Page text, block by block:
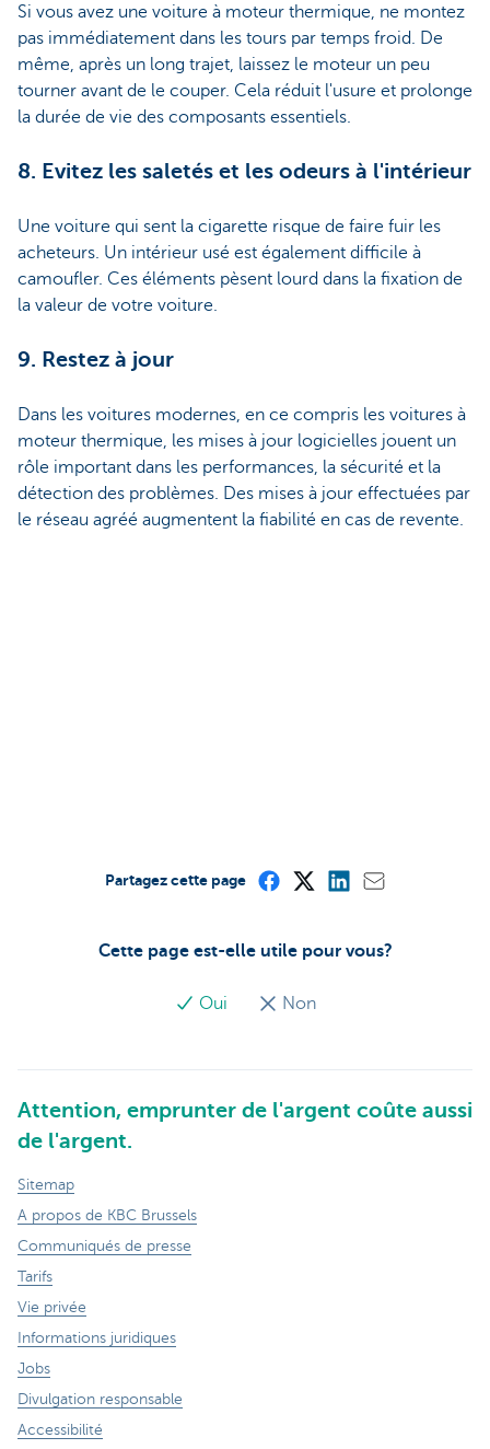
Si vous avez une voiture à moteur thermique, ne montez
pas immédiatement dans les tours par temps froid. De
même, après un long trajet, laissez le moteur un peu
tourner avant de le couper. Cela réduit l'usure et prolonge
la durée de vie des composants essentiels.
8. Evitez les saletés et les odeurs à l'intérieur
Une voiture qui sent la cigarette risque de faire fuir les
acheteurs. Un intérieur usé est également difficile à
camoufler. Ces éléments pèsent lourd dans la fixation de
la valeur de votre voiture.
9. Restez à jour
Dans les voitures modernes, en ce compris les voitures à
moteur thermique, les mises à jour logicielles jouent un
rôle important dans les performances, la sécurité et la
détection des problèmes. Des mises à jour effectuées par
le réseau agréé augmentent la fiabilité en cas de revente.
Cette page est-elle utile pour vous?
Oui Non
Partagez cette page
Attention, emprunter de l'argent coûte aussi
de l'argent.
Sitemap
A propos de KBC Brussels
Communiqués de presse
Tarifs
Vie privée
Informations juridiques
Jobs
Divulgation responsable
Accessibilité